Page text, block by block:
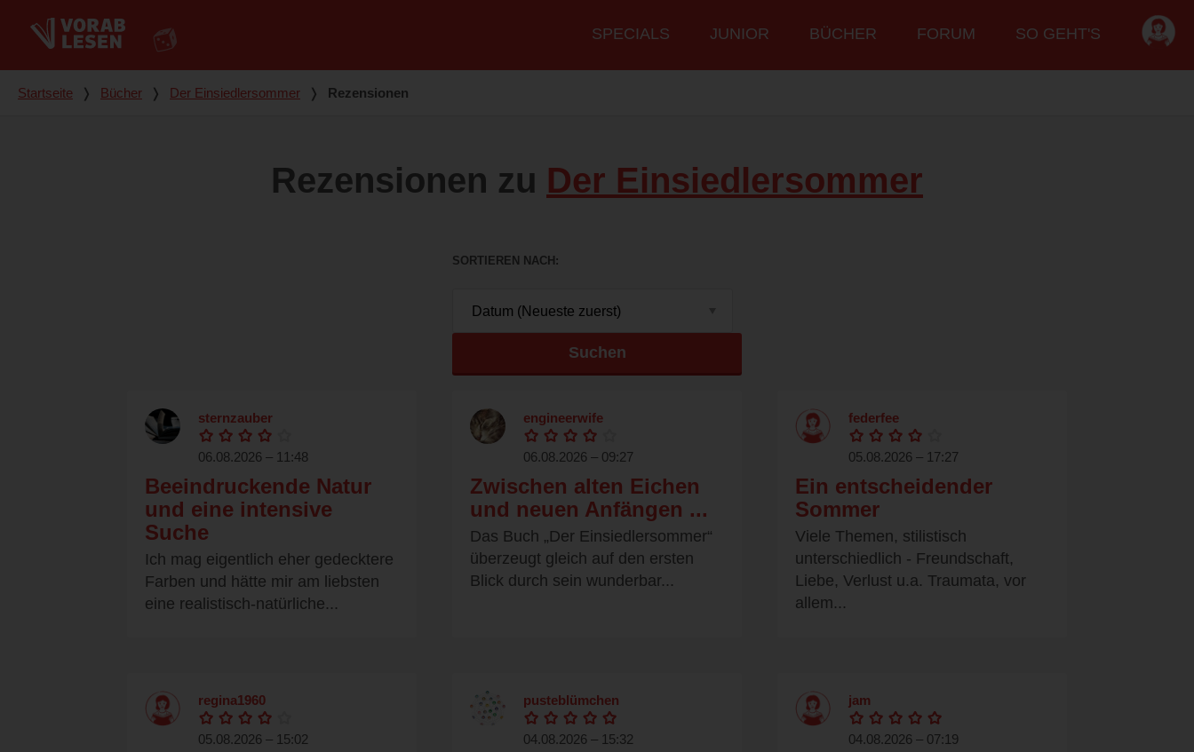
Hauptmenü
SPECIALS JUNIOR BÜCHER FORUM SO GEHT'S
Du bist hier
Startseite ❭ Bücher ❭ Der Einsiedlersommer ❭ Rezensionen
Rezensionen zu Der Einsiedlersommer
SORTIEREN NACH
Suchen
sternzauber
06.08.2026 – 11:48
Beeindruckende Natur
und eine intensive
Suche
Ich mag eigentlich eher gedecktere
Farben und hätte mir am liebsten
eine realistisch-natürliche...
engineerwife
06.08.2026 – 09:27
Zwischen alten Eichen
und neuen Anfängen ...
Das Buch „Der Einsiedlersommer“
überzeugt gleich auf den ersten
Blick durch sein wunderbar...
federfee
05.08.2026 – 17:27
Ein entscheidender
Sommer
Viele Themen, stilistisch
unterschiedlich - Freundschaft,
Liebe, Verlust u.a. Traumata, vor
allem...
regina1960
05.08.2026 – 15:02
pusteblümchen
04.08.2026 – 15:32
jam
04.08.2026 – 07:19